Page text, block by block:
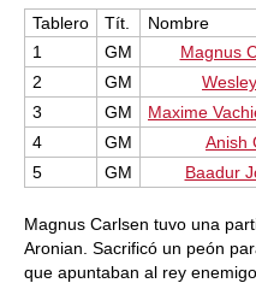
Tablero Tít. Nombre
1
GM Magnus
2
GM
3
GM Maxime
4
GM Anish
5
GM Baadur
Magnus Carlsen tuvo una
Aronian. Sacrificó un peón
que apuntaban al rey